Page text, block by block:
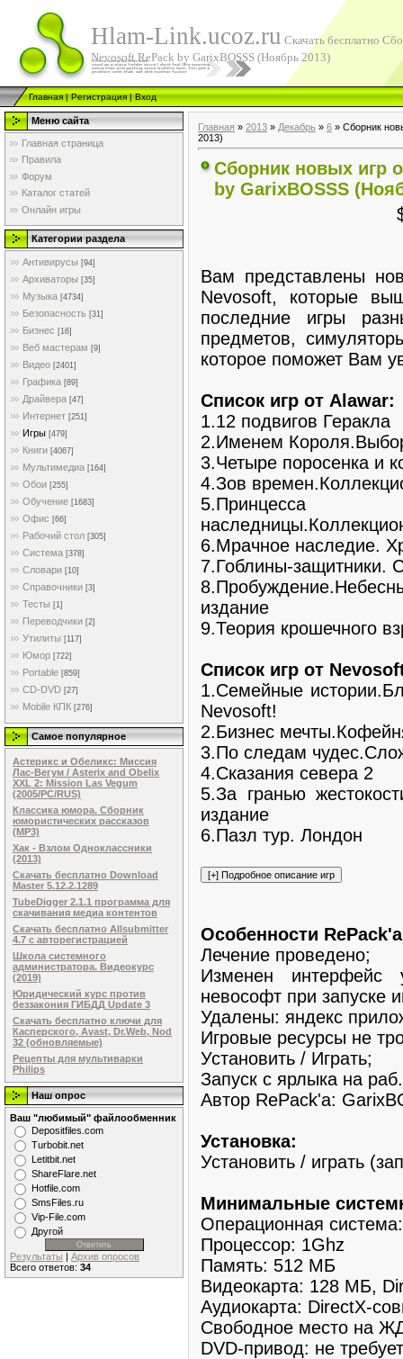
Hlam-Link.ucoz.ru Скачать бесплатно
Nevosoft RePack by GarixBOSSS (Ноябрь 2013)
Главная|Регистрация|Вход
Меню сайта
Главная страница
Правила
Форум
Каталог статей
Онлайн игры
Категории раздела
Антивирусы [94]
Архиваторы [35]
Музыка [4734]
Безопасность [31]
Бизнес [16]
Веб мастерам [9]
Видео [2401]
Графика [89]
Драйвера [47]
Интернет [251]
Игры [479]
Книги [4067]
Мультимедиа [164]
Обои [255]
Обучение [1683]
Офис [66]
Рабочий стол [305]
Система [378]
Словари [10]
Справочники [3]
Тесты [1]
Переводчики [2]
Утилиты [117]
Юмор [722]
Portable [859]
CD-DVD [27]
Mobile КПК [276]
Самое популярное
Астерикс и Обеликс: Миссия
Лас-Вегум / Asterix and Obelix
XXL 2: Mission Las Vegum
(2005/PC/RUS)
Классика юмора. Сборник
юмористических рассказов
(MP3)
Хак - Взлом Одноклассники
(2013)
Скачать бесплатно Download
Master 5.12.2.1289
TubeDigger 2.1.1 программа для
скачивания медиа контентов
Скачать бесплатно Allsubmitter
4.7 с авторегистрацией
Школа системного
администратора. Видеокурс
(2019)
Юридический курс против
беззакония ГИБДД Update 3
Скачать бесплатно ключи для
Касперского, Avast, Dr.Web, Nod
32 (обновляемые)
Рецепты для мультиварки
Philips
Наш опрос
Ваш "любимый" файлообменник
Dеpоsitfilеs.com
Turbobit.net
Letitbit.net
ShareFlare.net
Hotfile.com
SmsFiles.ru
Vip-File.com
Другой
Результаты | Архив опросов
Всего ответов: 34
Главная » 2013 » Декабрь » 6 » Сборник
2013)
Сборник новых игр
by GarixBOSSS
Вам представлены
Nevosoft, которые
последние игры
предметов,
которое поможет Вам
Список игр от Alawar:
1.12 подвигов Геракла
2.Именем
3.Четыре поросенка и
4.Зов
6.Мрачное наследие.
7.Гоблины-защитники.
издание
9.Теория крошечного
Список игр от
1.Семейные
Nevosoft!
2.Бизнес
3.По следам
4.Сказания севера 2
5.За гранью
издание
6.Пазл тур. Лондон
Особенности
Лечение проведено;
Изменен интерфейс
невософт при запуске
Удалены: яндекс
Игровые ресурсы не
Установить / Играть;
Запуск с ярлыка на
Автор RePack'a:
Установка:
Установить / играть
Минимальные
Операционная
Процессор: 1Ghz
Память: 512 МБ
Видеокарта: 128 МБ,
Аудиокарта: DirectX-
Свободное место на
DVD-привод: не